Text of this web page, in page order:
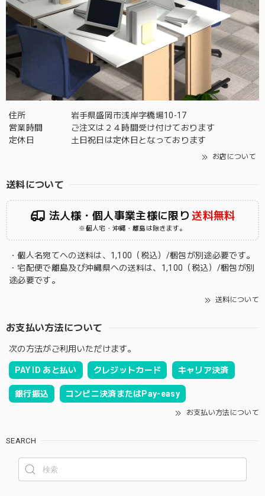
住所
岩手県盛岡市浅岸字橋場10-17
営業時間
ご注文は２４時間受け付けております
定休日
土日祝日は定休日となっております
お店について
送料について
法人様・個人事業主様に限り 送料無料
※個人宅・沖縄・離島は除きます。
・個人名宛てへの送料は、1,100（税込）/梱包が別途必要です。
・宅配便で離島及び沖縄県への送料は、1,100（税込）/梱包が別
途必要です。
送料について
お支払い方法について
次の方法がご利用いただけます。
PAY ID あと払い クレジットカード キャリア決済
銀行振込 コンビニ決済またはPay-easy
お支払い方法について
SEARCH